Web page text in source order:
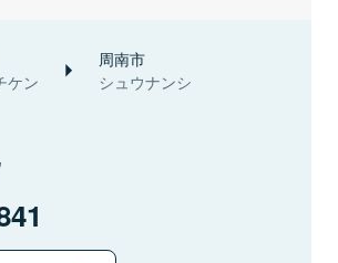
ケン
周南市
シュウナンシ